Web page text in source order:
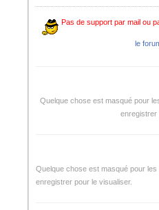
Pas de support par mail ou
le
Quelque chose est masqué pour
enregistrer
Quelque chose est masqué pour
enregistrer pour le visualiser.